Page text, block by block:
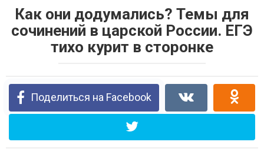
Как они додумались? Темы для
сочинений в царской России. ЕГЭ
тихо курит в сторонке
Поделиться на Facebook